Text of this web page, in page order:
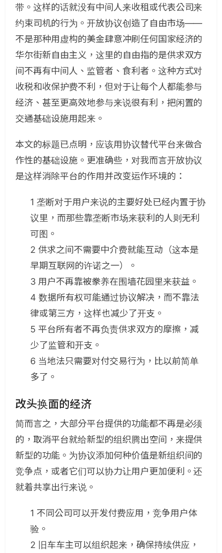
带。这样的话就没有中间人来收租或代表公司来
约束司机的行为。开放协议创造了自由市场——
不是那种用虚构的美金肆意冲刷任何国家经济的
华尔街新自由主义，这里的自由指的是供求双方
间不再有中间人、监管者、食利者。这种方式对
收税和收保护费不利，但对于让每个人都能参与
经济、甚至更高效地参与来说很有利，把闲置的
交通基础设施用起来。
本文的标题已点明，应该用协议替代平台来做合
作性的基础设施。更准确些，对我而言开放协议
是这样消除平台的作用并改变运作环境的：
1 垄断对于用户来说的主要好处已经内置于协
议里，而那些靠垄断市场来获利的人则无利
可图。
2 供求之间不需要中介费就能互动（这本是
早期互联网的许诺之一）。
3 用户不再靠被豢养在围墙花园里来获益。
4 数据所有权可能通过协议解决，而不靠法
律或第三方，这样也减少了开支。
5 平台所有者不再负责供求双方的摩擦，减
少了监管和开支。
6 当地法只需要对付交易行为，比以前简单
多了。
改头换面的经济
简而言之，大部分平台提供的功能都不再是必须
的，取消平台就给新型的组织腾出空间，来提供
新型的功能。为协议添加何种价值是新组织间的
竞争点，或者它们可以协力让用户更加便利。还
就着共享出行来说。
1 不同公司可以开发付费应用，竞争用户体
验。
2 旧车车主可以组织起来，确保持续供应，